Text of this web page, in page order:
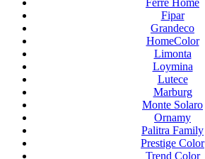
Ferre Home
Fipar
Grandeco
HomeColor
Limonta
Loymina
Lutece
Marburg
Monte Solaro
Ornamy
Palitra Family
Prestige Color
Trend Color